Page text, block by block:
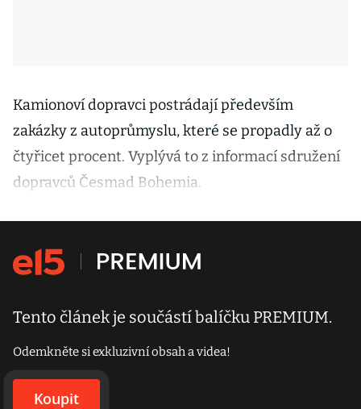
Kamionoví dopravci postrádají především
zakázky z autoprůmyslu, které se propadly až o
čtyřicet procent. Vyplývá to z informací sdružení
dopravců Česmad Bohemia.
Tento článek je součástí balíčku PREMIUM.
Odemkněte si exkluzivní obsah a videa!
Koupit